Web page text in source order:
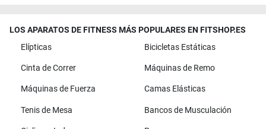
LOS APARATOS DE FITNESS MÁS POPULARES EN FITSHOP.ES
Elípticas
Bicicletas Estáticas
Cinta de Correr Máquinas de Remo
Máquinas de Fuerza Camas Elásticas
Tenis de Mesa Bancos de Musculación